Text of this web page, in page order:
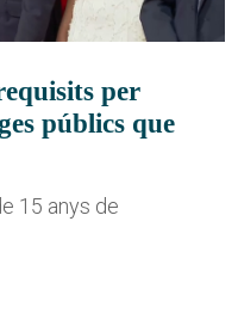
per
públics que
15 anys de